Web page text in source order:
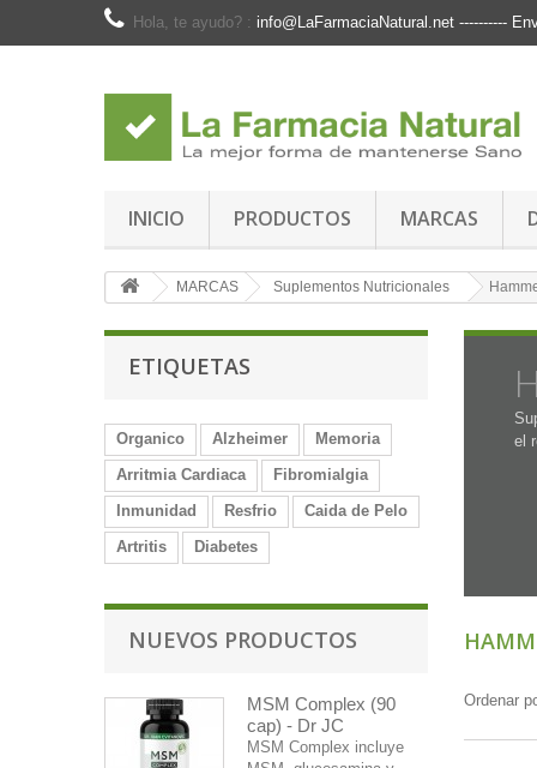
Hola, te ayudo? : info@LaFarmaciaNatural.net ----------
INICIO PRODUCTOS MARCAS
MARCAS Suplementos Nutricionales
ETIQUETAS
Organico Alzheimer
Memoria
Arritmia Cardiaca
Fibromialgia
Inmunidad
Resfrio
Caida de Pelo
Artritis
Diabetes
NUEVOS PRODUCTOS
MSM Complex (90
cap) - Dr JC
MSM Complex incluye
el
Ordenar